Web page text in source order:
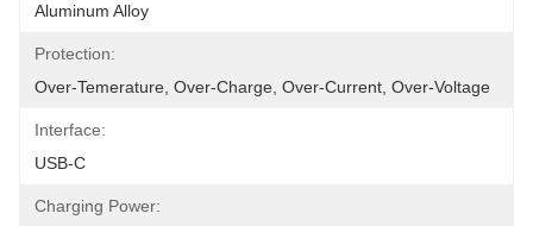
Aluminum Alloy
Protection:
Over-Temerature, Over-Charge, Over-Current, Over-Voltage
Interface:
USB-C
Charging Power: